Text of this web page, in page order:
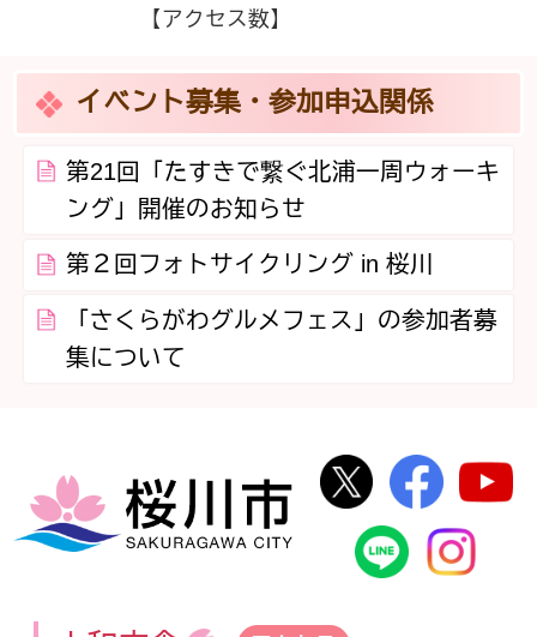
【アクセス数】
イベント募集・参加申込関係
第21回「たすきで繋ぐ北浦一周ウォーキ
ング」開催のお知らせ
第２回フォトサイクリング in 桜川
「さくらがわグルメフェス」の参加者募
集について
桜川市
桜川市公式
桜川
桜川市公